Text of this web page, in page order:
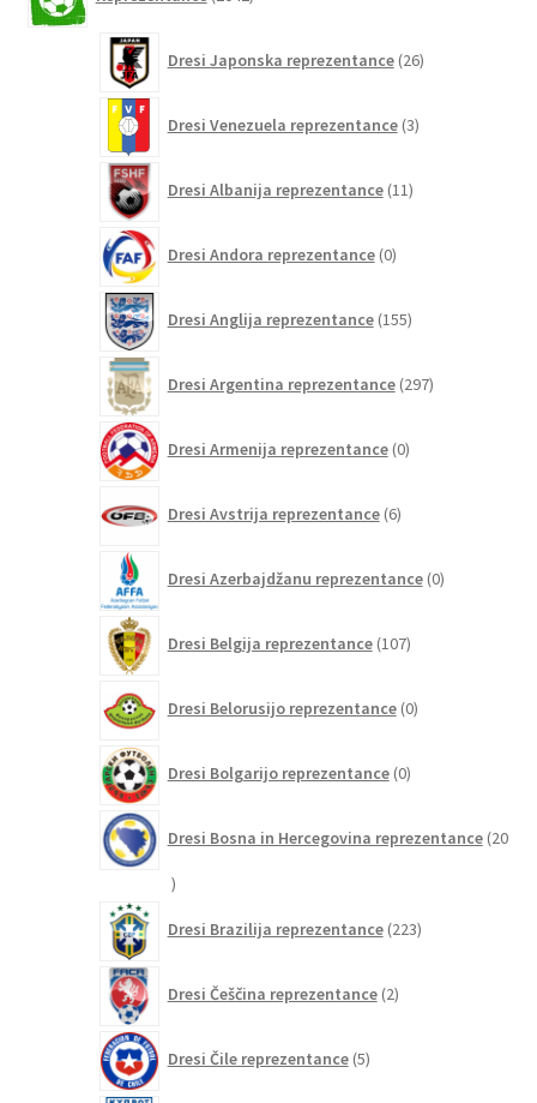
izdelkov
Dresi Japonska reprezentance 26izdelkov
Dresi Venezuela reprezentance 3izdelki
Dresi Albanija reprezentance 11izdelkov
Dresi Andora reprezentance 0izdelkov
Dresi Anglija reprezentance 155izdelkov
Dresi Argentina reprezentance 297izdelkov
Dresi Armenija reprezentance 0izdelkov
Dresi Avstrija reprezentance 6izdelkov
Dresi Azerbajdžanu reprezentance 0izdelkov
Dresi Belgija reprezentance 107izdelkov
Dresi Belorusijo reprezentance 0izdelkov
Dresi Bolgarijo reprezentance 0izdelkov
Dresi Bosna in Hercegovina reprezentance 20
20
Dresi Brazilija reprezentance 223izdelkov
Dresi Češčina reprezentance 2izdelka
Dresi Čile reprezentance 5izdelkov